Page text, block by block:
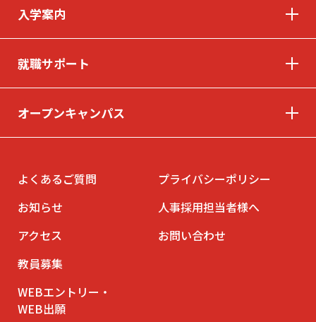
入学案内
就職サポート
オープンキャンパス
よくあるご質問
お知らせ
アクセス
教員募集
WEBエントリー・
WEB出願
プライバシーポリシー
人事採用担当者様へ
お問い合わせ